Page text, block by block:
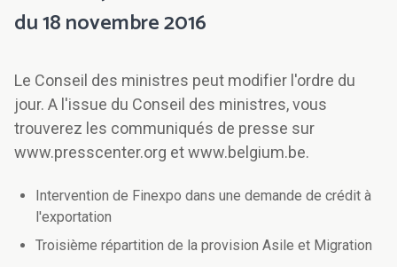
du 18 novembre 2016
Le Conseil des ministres peut modifier l'ordre du
jour. A l'issue du Conseil des ministres, vous
trouverez les communiqués de presse sur
www.presscenter.org et www.belgium.be.
Intervention de Finexpo dans une demande de crédit à
l'exportation
Troisième répartition de la provision Asile et Migration